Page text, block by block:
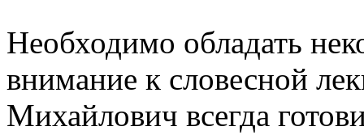
Необходимо обладать
внимание к словесной
Михайлович всегда